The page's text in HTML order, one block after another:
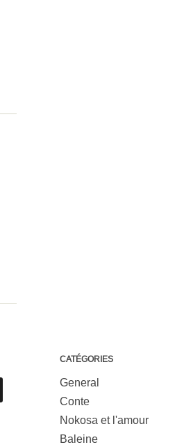
CATÉGORIES
General
Conte
Nokosa et l'amour
Baleine